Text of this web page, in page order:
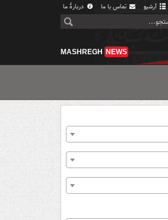
آرشیو تماس با ما دربارهٔ ما
MASHREGH NEWS